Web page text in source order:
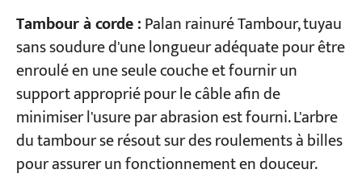
Tambour à corde :Palan rainuré Tambour, tuyau
sans soudure d'une longueur adéquate pour être
enroulé en une seule couche et fournir un
support approprié pour le câble afin de
minimiser l'usure par abrasion est fourni. L'arbre
du tambour se résout sur des roulements à billes
pour assurer un fonctionnement en douceur.